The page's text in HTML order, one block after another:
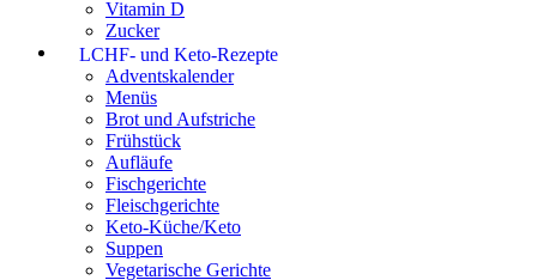
Vitamin D
Zucker
LCHF- und Keto-Rezepte
Adventskalender
Menüs
Brot und Aufstriche
Frühstück
Aufläufe
Fischgerichte
Fleischgerichte
Keto-Küche/Keto
Suppen
Vegetarische Gerichte